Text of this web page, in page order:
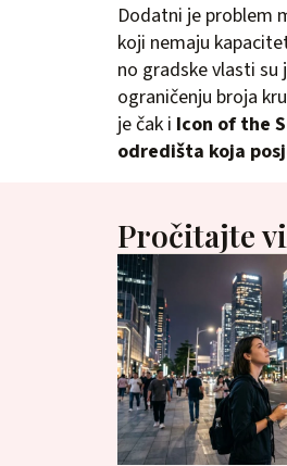
Dodatni je problem
koji nemaju
no gradske vlasti
ograničenju broja
je čak i Icon of the
odredišta koja
Pročitajte